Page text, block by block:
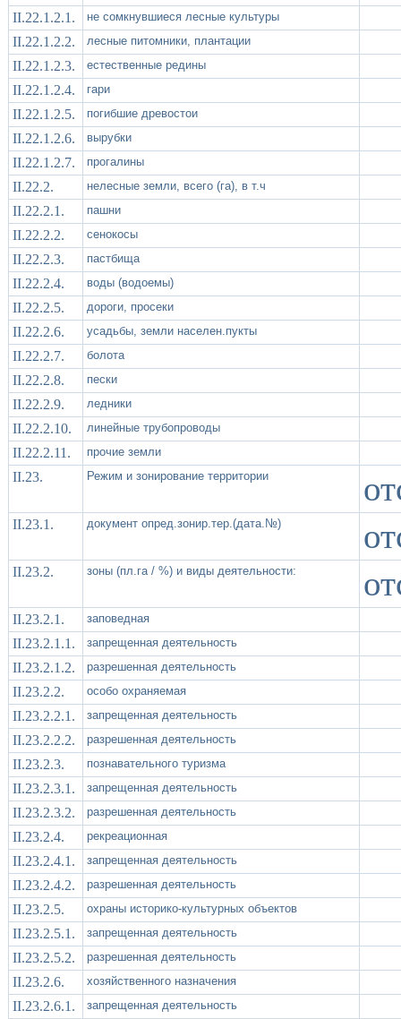
II.22.1.2.1.
не сомкнувшиеся лесные культуры
II.22.1.2.2. лесные питомники, плантации
II.22.1.2.3. естественные редины
II.22.1.2.4. гари
II.22.1.2.5. погибшие древостои
II.22.1.2.6. вырубки
II.22.1.2.7. прогалины
II.22.2. нелесные земли, всего (га), в т.ч
II.22.2.1. пашни
II.22.2.2. сенокосы
II.22.2.3. пастбища
II.22.2.4. воды (водоемы)
II.22.2.5. дороги, просеки
II.22.2.6. усадьбы, земли населен.пукты
II.22.2.7. болота
II.22.2.8. пески
II.22.2.9. ледники
II.22.2.10. линейные трубопроводы
II.22.2.11. прочие земли
II.23. Режим и зонирование территории
II.23.1. документ опред.зонир.тер.(дата.№)
II.23.2. зоны (пл.га / %) и виды деятельности:
II.23.2.1. заповедная
II.23.2.1.1. запрещенная деятельность
II.23.2.1.2. разрешенная деятельность
II.23.2.2. особо охраняемая
II.23.2.2.1. запрещенная деятельность
II.23.2.2.2. разрешенная деятельность
II.23.2.3. познавательного туризма
II.23.2.3.1. запрещенная деятельность
II.23.2.3.2. разрешенная деятельность
II.23.2.4. рекреационная
II.23.2.4.1. запрещенная деятельность
II.23.2.4.2. разрешенная деятельность
II.23.2.5. охраны историко-культурных объектов
II.23.2.5.1. запрещенная деятельность
II.23.2.5.2. разрешенная деятельность
II.23.2.6. хозяйственного назначения
II.23.2.6.1. запрещенная деятельность